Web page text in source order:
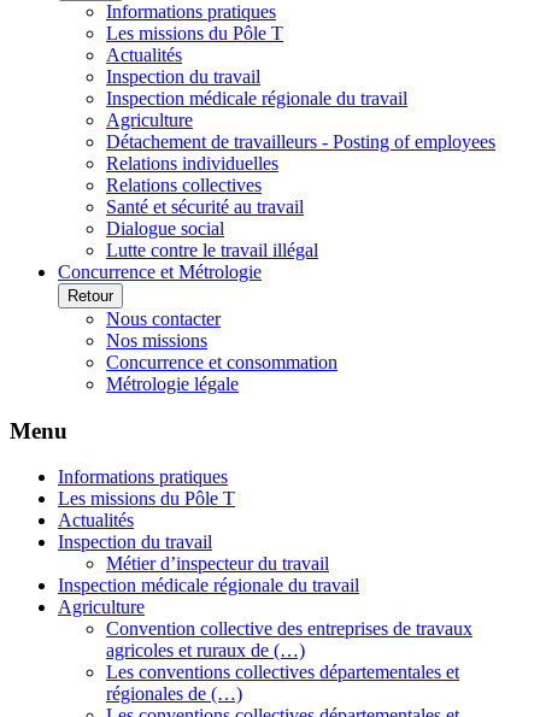
Informations pratiques
Les missions du Pôle T
Actualités
Inspection du travail
Inspection médicale régionale du travail
Agriculture
Détachement de travailleurs - Posting of employees
Relations individuelles
Relations collectives
Santé et sécurité au travail
Dialogue social
Lutte contre le travail illégal
Concurrence et Métrologie
Retour
Nous contacter
Nos missions
Concurrence et consommation
Métrologie légale
Menu
Informations pratiques
Les missions du Pôle T
Actualités
Inspection du travail
Métier d’inspecteur du travail
Inspection médicale régionale du travail
Agriculture
Convention collective des entreprises de travaux
agricoles et ruraux de (…)
Les conventions collectives départementales et
régionales de (…)